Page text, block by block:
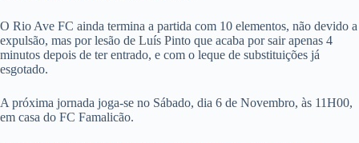
O Rio Ave FC ainda termina a partida com 10 elementos, não devido a
expulsão, mas por lesão de Luís Pinto que acaba por sair apenas 4
minutos depois de ter entrado, e com o leque de substituições já
esgotado.
A próxima jornada joga-se no Sábado, dia 6 de Novembro, às 11H00,
em casa do FC Famalicão.